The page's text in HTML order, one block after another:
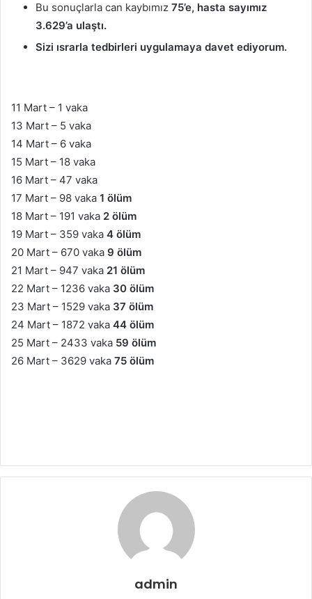
Bu sonuçlarla can kaybımız 75’e, hasta sayımız
3.629’a ulaştı.
Sizi ısrarla tedbirleri uygulamaya davet ediyorum.
11 Mart – 1 vaka
13 Mart – 5 vaka
14 Mart – 6 vaka
15 Mart – 18 vaka
16 Mart – 47 vaka
17 Mart – 98 vaka 1 ölüm
18 Mart – 191 vaka 2 ölüm
19 Mart – 359 vaka 4 ölüm
20 Mart – 670 vaka 9 ölüm
21 Mart – 947 vaka 21 ölüm
22 Mart – 1236 vaka 30 ölüm
23 Mart – 1529 vaka 37 ölüm
24 Mart – 1872 vaka 44 ölüm
25 Mart – 2433 vaka 59 ölüm
26 Mart – 3629 vaka 75 ölüm
admin